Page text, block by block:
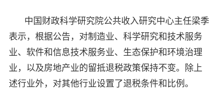
中国财政科学研究院公共收入研究中心主任梁季
表示，根据公告，对制造业、科学研究和技术服务
业、软件和信息技术服务业、生态保护和环境治理
业，以及房地产业的留抵退税政策保持不变。除上
述行业外，对其他行业设置了退税条件和比例。